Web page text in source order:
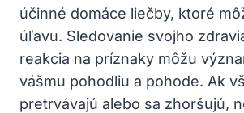
účinné domáce liečby, ktoré
úľavu. Sledovanie svojho
reakcia na príznaky môžu
vášmu pohodliu a pohode. Ak
pretrvávajú alebo sa zhoršujú,